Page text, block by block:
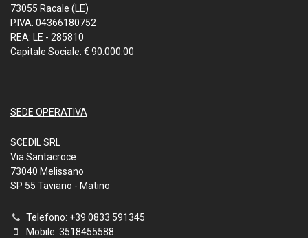
73055 Racale (LE)
P.IVA: 04366180752
REA: LE - 285810
Capitale Sociale: € 90.000.00
SEDE OPERATIVA
SCEDIL SRL
Via Santacroce
73040 Melissano
SP 55 Taviano - Matino
Telefono: +39 0833 591345
Mobile: 3518455588